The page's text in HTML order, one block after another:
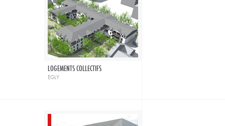
LOGEMENTS COLLECTIFS
egly